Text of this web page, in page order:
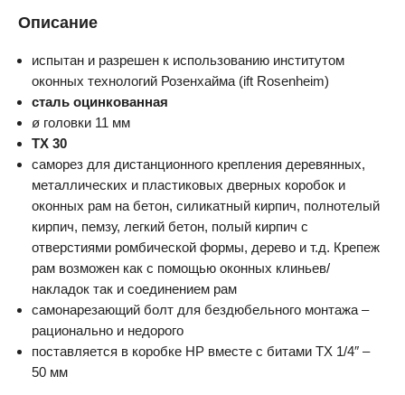
Описание
испытан и разрешен к использованию институтом
оконных технологий Розенхайма (ift Rosenheim)
сталь оцинкованная
ø головки 11 мм
TX 30
саморез для дистанционного крепления деревянных,
металлических и пластиковых дверных коробок и
оконных рам на бетон, силикатный кирпич, полнотелый
кирпич, пемзу, легкий бетон, полый кирпич с
отверстиями ромбической формы, дерево и т.д. Крепеж
рам возможен как с помощью оконных клиньев/
накладок так и соединением рам
самонарезающий болт для бездюбельного монтажа –
рационально и недорого
поставляется в коробке НР вместе с битами TX 1/4″ –
50 мм